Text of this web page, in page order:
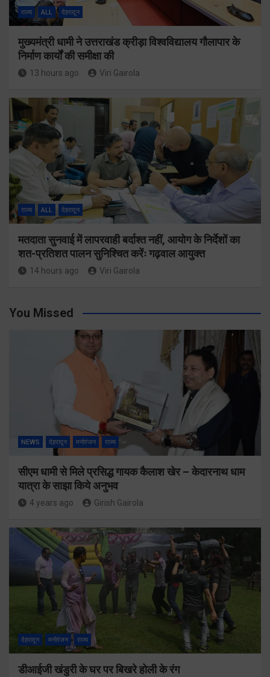
राज्य ALL देहरादून
मुख्यमंत्री धामी ने उत्तराखंड क्रीड़ा विश्वविद्यालय गौलापार के
निर्माण कार्यों की समीक्षा की
13 hours ago Viri Gairola
राज्य ALL देहरादून
मतदाता सुनवाई में लापरवाही बर्दाश्त नहीं, आयोग के निर्देशों का
शत-प्रतिशत पालन सुनिश्चित करेंः गढ़वाल आयुक्त
14 hours ago Viri Gairola
You Missed
NEWS देहरादून मनोरंजन राज्य
सीएम धामी से मिले प्रसिद्ध गायक कैलाश खेर – केदारनाथ धाम
यात्रा के साझा किये अनुभव
4 years ago Girish Gairola
देहरादून मनोरंजन राज्य
डीआईजी खंडुरी के घर पर बिखरे होली के रंग